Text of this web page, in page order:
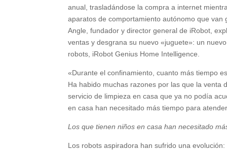
anual, trasladándose la compra a internet
aparatos de comportamiento autónomo que
Angle, fundador y director general de iRobot,
ventas y desgrana su nuevo «juguete»: un
robots, iRobot Genius Home Intelligence.
«Durante el confinamiento, cuanto más tiempo
Ha habido muchas razones por las que la venta
servicio de limpieza en casa que ya no podía
en casa han necesitado más tiempo para
Los que tienen niños en casa han necesitado
Los robots aspiradora han sufrido una